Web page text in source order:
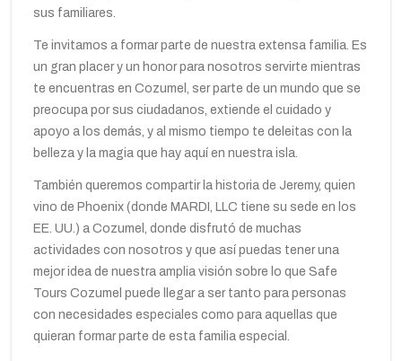
sus familiares.
Te invitamos a formar parte de nuestra extensa familia. Es
un gran placer y un honor para nosotros servirte mientras
te encuentras en Cozumel, ser parte de un mundo que se
preocupa por sus ciudadanos, extiende el cuidado y
apoyo a los demás, y al mismo tiempo te deleitas con la
belleza y la magia que hay aquí en nuestra isla.
También queremos compartir la historia de Jeremy, quien
vino de Phoenix (donde MARDI, LLC tiene su sede en los
EE. UU.) a Cozumel, donde disfrutó de muchas
actividades con nosotros y que así puedas tener una
mejor idea de nuestra amplia visión sobre lo que Safe
Tours Cozumel puede llegar a ser tanto para personas
con necesidades especiales como para aquellas que
quieran formar parte de esta familia especial.